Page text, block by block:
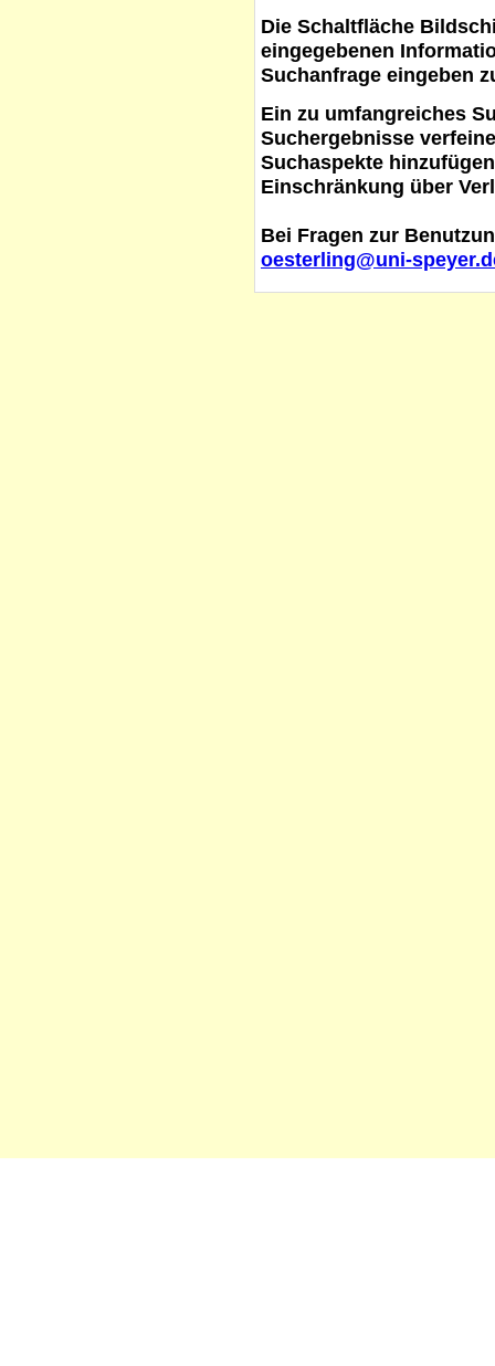
Die Schaltfläche
eingegebenen
Suchanfrage eingeben
Ein zu umfangreiches
Suchergebnisse
Suchaspekte
Einschränkung über
Bei Fragen zur
oesterling@uni-